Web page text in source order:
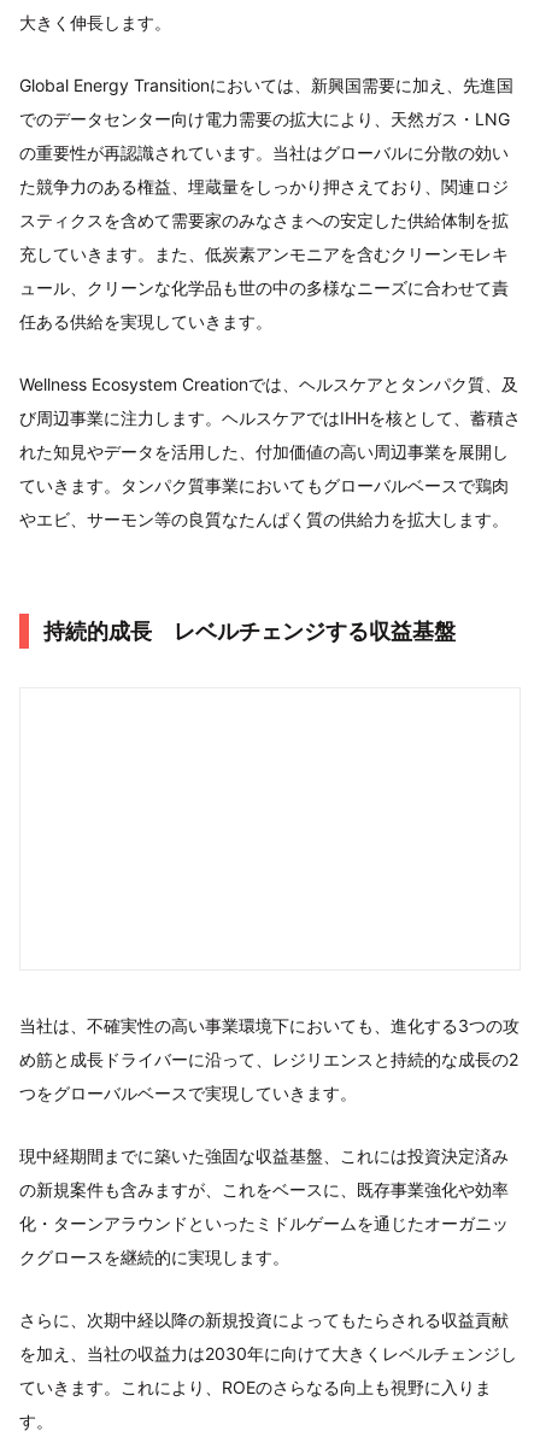
大きく伸長します。
Global Energy Transitionにおいては、新興国需要に加え、先進国
でのデータセンター向け電力需要の拡大により、天然ガス・LNG
の重要性が再認識されています。当社はグローバルに分散の効い
た競争力のある権益、埋蔵量をしっかり押さえており、関連ロジ
スティクスを含めて需要家のみなさまへの安定した供給体制を拡
充していきます。また、低炭素アンモニアを含むクリーンモレキ
ュール、クリーンな化学品も世の中の多様なニーズに合わせて責
任ある供給を実現していきます。
Wellness Ecosystem Creationでは、ヘルスケアとタンパク質、及
び周辺事業に注力します。ヘルスケアではIHHを核として、蓄積さ
れた知見やデータを活用した、付加価値の高い周辺事業を展開し
ていきます。タンパク質事業においてもグローバルベースで鶏肉
やエビ、サーモン等の良質なたんぱく質の供給力を拡大します。
持続的成長 レベルチェンジする収益基盤
当社は、不確実性の高い事業環境下においても、進化する3つの攻
め筋と成長ドライバーに沿って、レジリエンスと持続的な成長の2
つをグローバルベースで実現していきます。
現中経期間までに築いた強固な収益基盤、これには投資決定済み
の新規案件も含みますが、これをベースに、既存事業強化や効率
化・ターンアラウンドといったミドルゲームを通じたオーガニッ
クグロースを継続的に実現します。
さらに、次期中経以降の新規投資によってもたらされる収益貢献
を加え、当社の収益力は2030年に向けて大きくレベルチェンジし
ていきます。これにより、ROEのさらなる向上も視野に入りま
す。